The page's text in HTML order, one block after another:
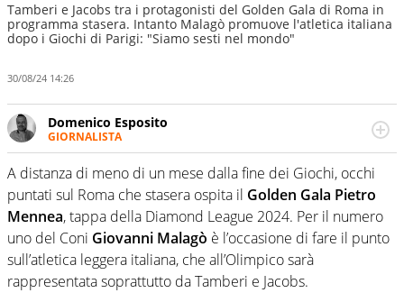
Tamberi e Jacobs tra i protagonisti del Golden Gala di Roma in
programma stasera. Intanto Malagò promuove l'atletica italiana
dopo i Giochi di Parigi: "Siamo sesti nel mondo"
30/08/24 14:26
Domenico Esposito
GIORNALISTA
Da vent’anni in campo e sul campo per vivere ogni evento
in tutte le sue sfaccettature. Passione smisurata per il
calcio e per la sfera di cuoio. Il pallone è una cosa
serissima, guai a dirgli di no
A distanza di meno di un mese dalla fine dei Giochi, occhi
puntati sul Roma che stasera ospita il Golden Gala Pietro
Mennea, tappa della Diamond League 2024. Per il numero
uno del Coni Giovanni Malagò è l’occasione di fare il punto
sull’atletica leggera italiana, che all’Olimpico sarà
rappresentata soprattutto da Tamberi e Jacobs.